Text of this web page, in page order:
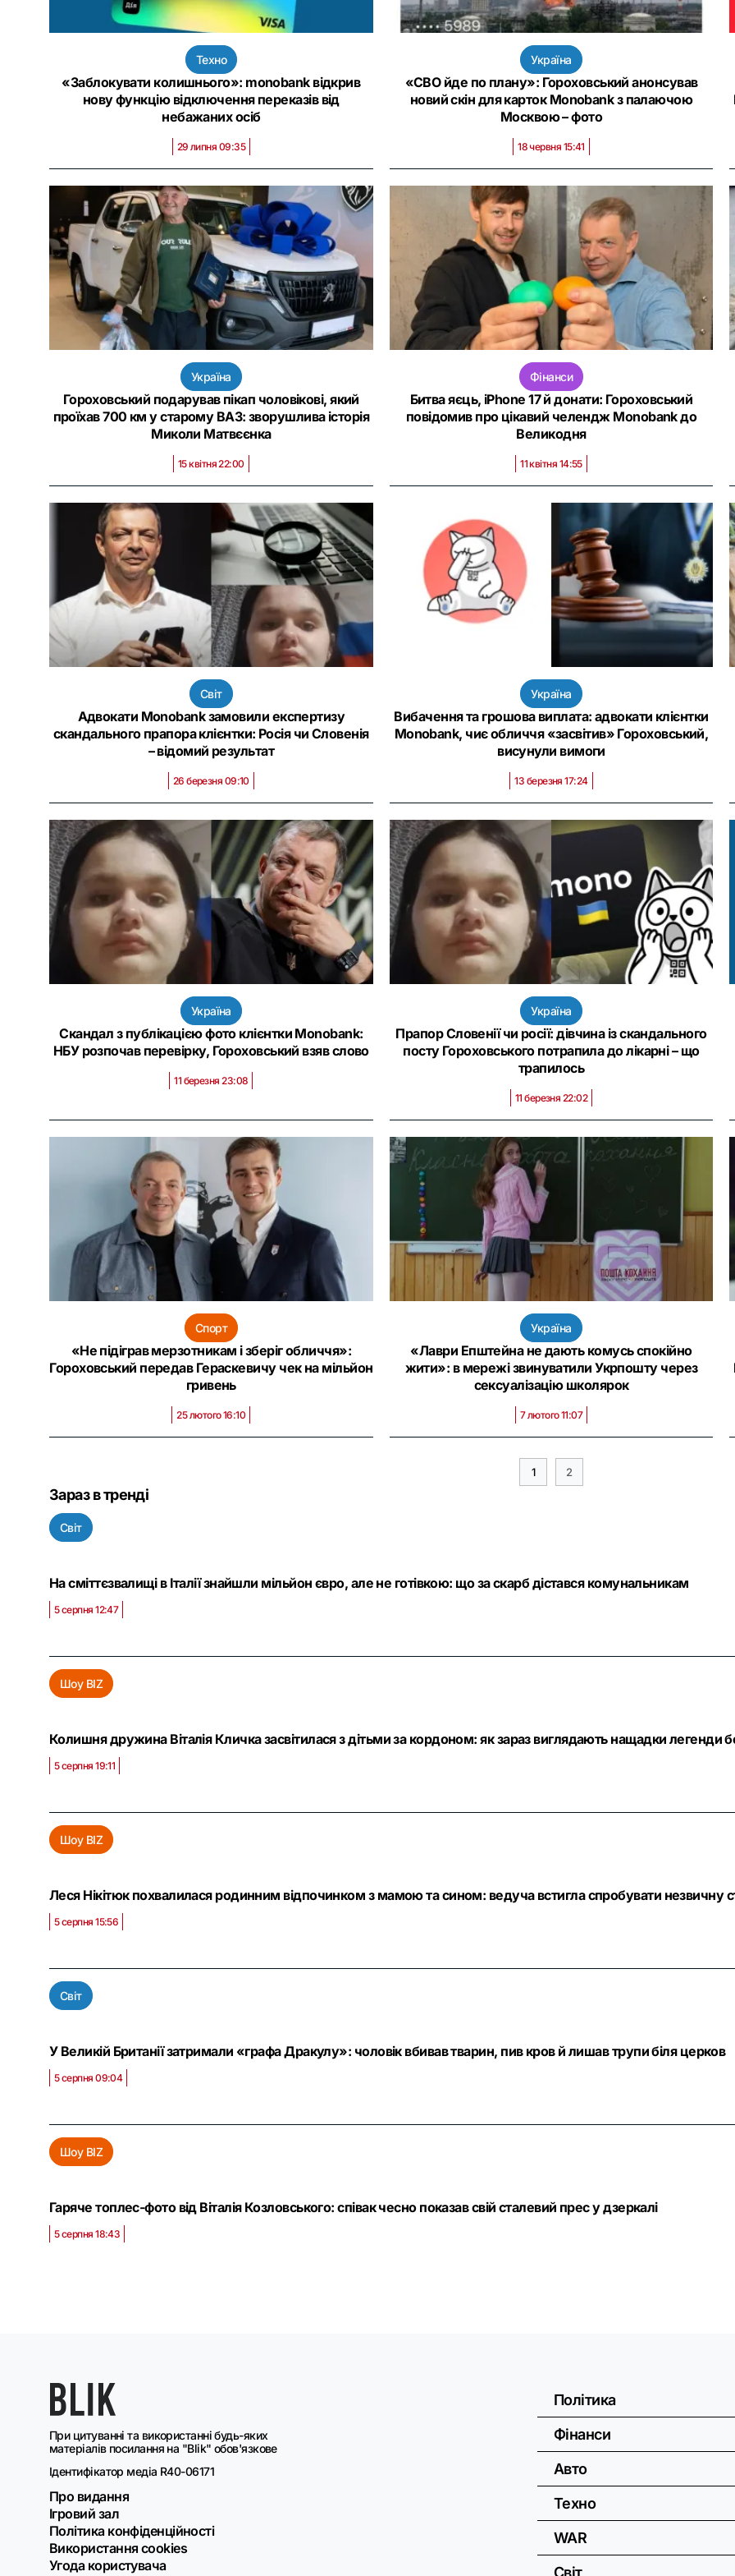
Техно
«Заблокувати колишнього»: monobank відкрив
нову функцію відключення переказів від
небажаних осіб
29 липня 09:35
Україна
«СВО йде по плану»: Гороховський анонсував
новий скін для карток Monobank з палаючою
Москвою – фото
18 червня 15:41
Україна
Гороховський подарував пікап чоловікові, який
проїхав 700 км у старому ВАЗ: зворушлива історія
Миколи Матвєєнка
15 квітня 22:00
Фінанси
Битва яєць, iPhone 17 й донати: Гороховський
повідомив про цікавий челендж Monobank до
Великодня
11 квітня 14:55
Світ
Адвокати Monobank замовили експертизу
скандального прапора клієнтки: Росія чи Словенія
– відомий результат
26 березня 09:10
Україна
Вибачення та грошова виплата: адвокати клієнтки
Monobank, чиє обличчя «засвітив» Гороховський,
висунули вимоги
13 березня 17:24
Україна
Скандал з публікацією фото клієнтки Monobank:
НБУ розпочав перевірку, Гороховський взяв слово
11 березня 23:08
Україна
Прапор Словенії чи росії: дівчина із скандального
посту Гороховського потрапила до лікарні – що
трапилось
11 березня 22:02
Спорт
«Не підіграв мерзотникам і зберіг обличчя»:
Гороховський передав Гераскевичу чек на мільйон
гривень
25 лютого 16:10
Україна
«Лаври Епштейна не дають комусь спокійно
жити»: в мережі звинуватили Укрпошту через
сексуалізацію школярок
7 лютого 11:07
1 2
Зараз в тренді
Світ
На сміттєзвалищі в Італії знайшли мільйон євро, але не готівкою: що за скарб дістався комунальникам
5 серпня 12:47
Шоу BIZ
Колишня дружина Віталія Кличка засвітилася з дітьми за кордоном: як зараз виглядають нащадки легенди
5 серпня 19:11
Шоу BIZ
Леся Нікітюк похвалилася родинним відпочинком з мамою та сином: ведуча встигла спробувати незвичну
5 серпня 15:56
Світ
У Великій Британії затримали «графа Дракулу»: чоловік вбивав тварин, пив кров й лишав трупи біля церков
5 серпня 09:04
Шоу BIZ
Гаряче топлес-фото від Віталія Козловського: співак чесно показав свій сталевий прес у дзеркалі
5 серпня 18:43
При цитуванні та використанні будь-яких
матеріалів посилання на "Blik" обов'язкове
Ідентифікатор медіа R40-06171
Про видання
Ігровий зал
Політика конфіденційності
Використання cookies
Угода користувача
Політика
Фінанси
Авто
Техно
WAR
Світ